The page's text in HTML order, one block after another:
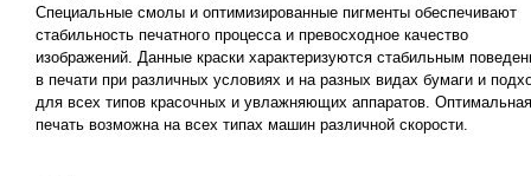
Специальные смолы и оптимизированные пигменты обеспечивают
стабильность печатного процесса и превосходное качество
изображений. Данные краски характеризуются стабильным
в печати при различных условиях и на разных видах бумаги и
для всех типов красочных и увлажняющих аппаратов. Оптимальная
печать возможна на всех типах машин различной скорости.